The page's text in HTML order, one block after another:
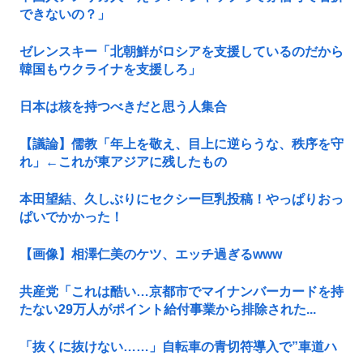
できないの？」
ゼレンスキー「北朝鮮がロシアを支援しているのだから
韓国もウクライナを支援しろ」
日本は核を持つべきだと思う人集合
【議論】儒教「年上を敬え、目上に逆らうな、秩序を守
れ」←これが東アジアに残したもの
本田望結、久しぶりにセクシー巨乳投稿！やっぱりおっ
ぱいでかかった！
【画像】相澤仁美のケツ、エッチ過ぎるwww
共産党「これは酷い…京都市でマイナンバーカードを持
たない29万人がポイント給付事業から排除された...
「抜くに抜けない……」自転車の青切符導入で”車道ハ